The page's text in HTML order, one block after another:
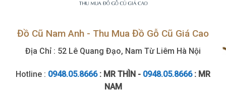
Đồ Cũ Nam Anh - Thu Mua Đồ Gỗ Cũ Giá Cao
Địa Chỉ : 52 Lê Quang Đạo, Nam Từ Liêm Hà Nội
Hotline : 0948.05.8666 : MR THÌN - 0948.05.8666: MR
NAM